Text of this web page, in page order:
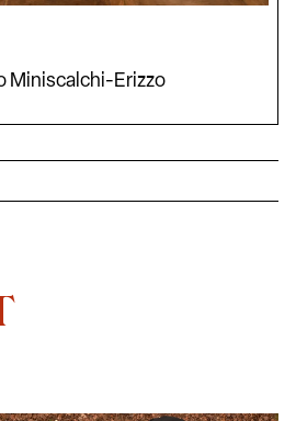
Miniscalchi-Erizzo